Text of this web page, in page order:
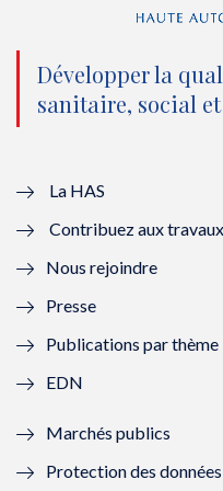
n
o
u
l
l
f
n
ê
(
e
e
Développer la
sanitaire, social
La HAS
Contribuez aux travaux
Nous rejoindre
Presse
Publications par thème
EDN
Marchés publics
Protection des